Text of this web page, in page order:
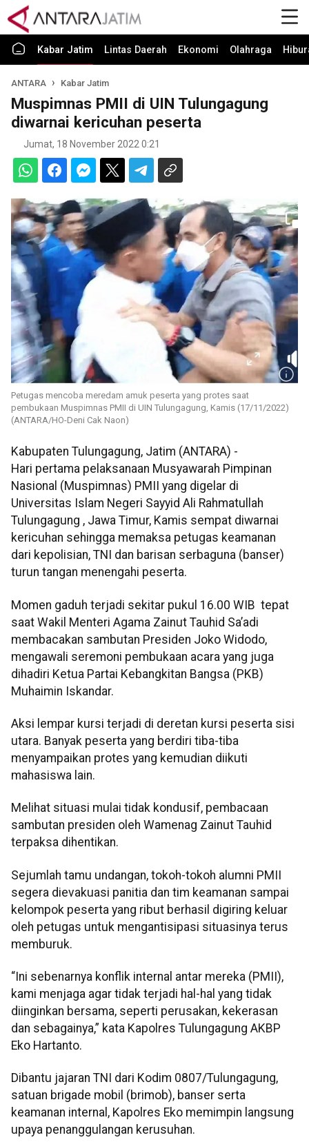
Kabar Jatim Lintas Daerah Ekonomi Olahraga
ANTARA Kabar Jatim
Muspimnas PMII di UIN Tulungagung
diwarnai kericuhan peserta
Jumat, 18 November 2022 0:21
Petugas mencoba meredam amuk peserta yang protes saat
pembukaan Muspimnas PMII di UIN Tulungagung, Kamis (17/11/2022)
(ANTARA/HO-Deni Cak Naon)
Kabupaten Tulungagung, Jatim (ANTARA) -
Hari pertama pelaksanaan Musyawarah Pimpinan
Nasional (Muspimnas) PMII yang digelar di
Universitas Islam Negeri Sayyid Ali Rahmatullah
Tulungagung , Jawa Timur, Kamis sempat diwarnai
kericuhan sehingga memaksa petugas keamanan
dari kepolisian, TNI dan barisan serbaguna (banser)
turun tangan menengahi peserta.
Momen gaduh terjadi sekitar pukul 16.00 WIB tepat
saat Wakil Menteri Agama Zainut Tauhid Sa’adi
membacakan sambutan Presiden Joko Widodo,
mengawali seremoni pembukaan acara yang juga
dihadiri Ketua Partai Kebangkitan Bangsa (PKB)
Muhaimin Iskandar.
Aksi lempar kursi terjadi di deretan kursi peserta sisi
utara. Banyak peserta yang berdiri tiba-tiba
menyampaikan protes yang kemudian diikuti
mahasiswa lain.
Melihat situasi mulai tidak kondusif, pembacaan
sambutan presiden oleh Wamenag Zainut Tauhid
terpaksa dihentikan.
Sejumlah tamu undangan, tokoh-tokoh alumni PMII
segera dievakuasi panitia dan tim keamanan sampai
kelompok peserta yang ribut berhasil digiring keluar
oleh petugas untuk mengantisipasi situasinya terus
memburuk.
“Ini sebenarnya konflik internal antar mereka (PMII),
kami menjaga agar tidak terjadi hal-hal yang tidak
diinginkan bersama, seperti perusakan, kekerasan
dan sebagainya,” kata Kapolres Tulungagung AKBP
Eko Hartanto.
Dibantu jajaran TNI dari Kodim 0807/Tulungagung,
satuan brigade mobil (brimob), banser serta
keamanan internal, Kapolres Eko memimpin langsung
upaya penanggulangan kerusuhan.